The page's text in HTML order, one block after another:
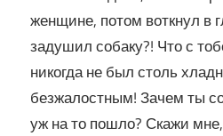
женщине, потом воткнул в
задушил собаку?! Что с
никогда не был столь
безжалостным! Зачем ты
уж на то пошло? Скажи